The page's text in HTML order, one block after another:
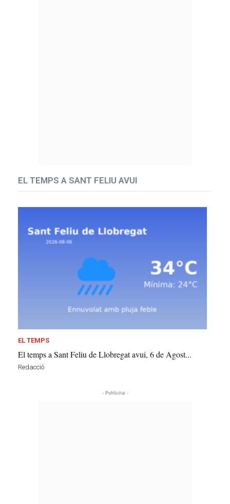
EL TEMPS A SANT FELIU AVUI
EL TEMPS
El temps a Sant Feliu de Llobregat avui, 6 de Agost...
Redacció
- Publicitat -